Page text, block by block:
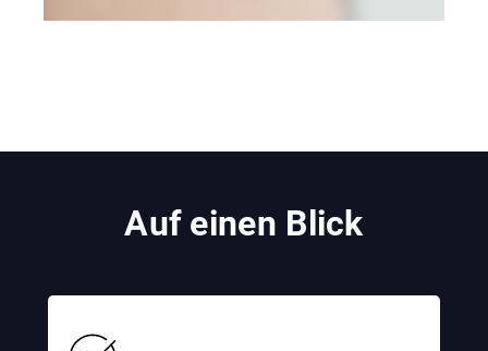
Auf einen Blick